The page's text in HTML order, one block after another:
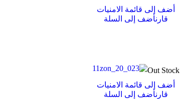
أضف إلى قائمة الامنيات
قارنأضف إلى السلة
Out Stock
أضف إلى قائمة الامنيات
قارنأضف إلى السلة